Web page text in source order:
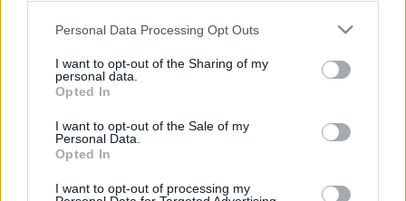
Please note that this website/app uses one or more Google
not limited to your visit or usage behaviour. You may click to
grant or deny consent to Google and its third-party tags to
use your data for below specified purposes in below Google
consent section.
Personal Data Processing Opt Outs
I want to opt-out of the Sharing of my
personal data.
Opted In
I want to opt-out of the Sale of my
Personal Data.
Opted In
I want to opt-out of processing my